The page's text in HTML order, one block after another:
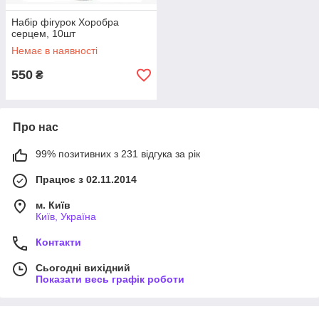
Набір фігурок Хоробра
серцем, 10шт
Немає в наявності
550 ₴
Про нас
99% позитивних з 231 відгука за рік
Працює з 02.11.2014
м. Київ
Київ, Україна
Контакти
Сьогодні вихідний
Показати весь графік роботи